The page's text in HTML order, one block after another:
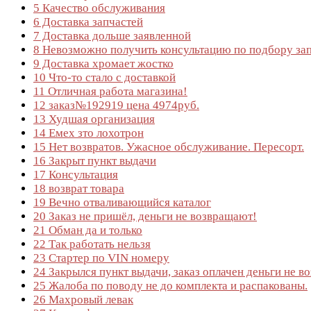
5 Качество обслуживания
6 Доставка запчастей
7 Доставка дольше заявленной
8 Невозможно получить консультацию по подбору
9 Доставка хромает жостко
10 Что-то стало с доставкой
11 Отличная работа магазина!
12 заказ№192919 цена 4974руб.
13 Худшая организация
14 Емех зто лохотрон
15 Нет возвратов. Ужасное обслуживание. Пересорт.
16 Закрыт пункт выдачи
17 Консультация
18 возврат товара
19 Вечно отваливающийся каталог
20 Заказ не пришёл, деньги не возвращают!
21 Обман да и только
22 Так работать нельзя
23 Стартер по VIN номеру
24 Закрылся пункт выдачи, заказ оплачен деньги не
25 Жалоба по поводу не до комплекта и распакованы.
26 Махровый левак